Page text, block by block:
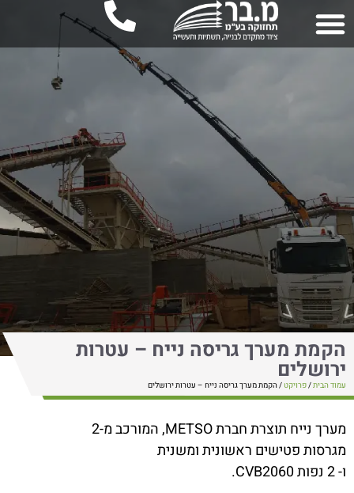
הקמת מערך גריסה נייח – עטרות
ירושלים
עמוד הבית/פרויקט / הקמת מערך גריסה נייח – עטרות ירושלים
מערך נייח תוצרת חברת METSO, המורכב מ-2
מגרסות פטישים ראשונית ומשנית
ו- 2 נפות CVB2060.